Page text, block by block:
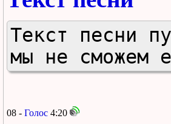
Текст песни
мы не сможем
08 - Голос 4:20